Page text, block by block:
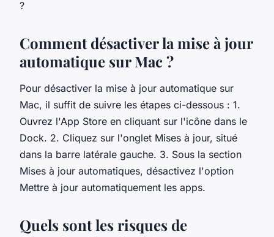
Comment désactiver la mise à jour
automatique sur Mac ?
Pour désactiver la mise à jour automatique sur
Mac, il suffit de suivre les étapes ci-dessous : 1.
Ouvrez l'App Store en cliquant sur l'icône dans le
Dock. 2. Cliquez sur l'onglet Mises à jour, situé
dans la barre latérale gauche. 3. Sous la section
Mises à jour automatiques, désactivez l'option
Mettre à jour automatiquement les apps.
Quels sont les risques de